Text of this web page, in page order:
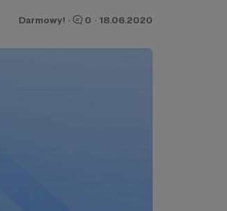
Darmowy! · 0 · 18.06.2020